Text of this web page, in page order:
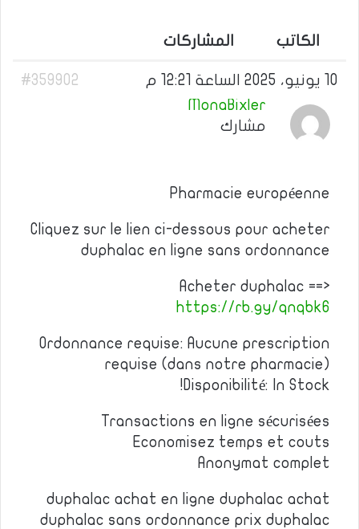
الكاتب المشاركات
10 يونيو، 2025 الساعة 12:21 م
#359902
MonaBixler
مشارك
Pharmacie européenne
Cliquez sur le lien ci-dessous pour acheter
duphalac en ligne sans ordonnance
Acheter duphalac ==>
https://rb.gy/qnqbk6
Ordonnance requise: Aucune prescription
requise (dans notre pharmacie)
Disponibilité: In Stock!
Transactions en ligne sécurisées
Economisez temps et couts
Anonymat complet
duphalac achat en ligne duphalac achat
duphalac sans ordonnance prix duphalac